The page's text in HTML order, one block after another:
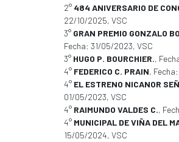
2° 484 ANIVERSARIO DE
22/10/2025, VSC
3° GRAN PREMIO GONZALO
Fecha: 31/05/2023, VSC
3° HUGO P. BOURCHIER.,
4° FEDERICO C. PRAIN,
4° EL ESTRENO NICANOR
01/05/2023, VSC
4° RAIMUNDO VALDES C.,
4° MUNICIPAL DE VIÑA DEL
15/05/2024, VSC